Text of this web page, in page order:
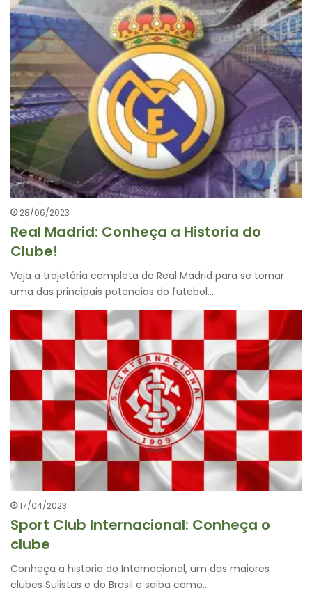
28/06/2023
Real Madrid: Conheça a Historia do
Clube!
Veja a trajetória completa do Real Madrid para se tornar
uma das principais potencias do futebol…
17/04/2023
Sport Club Internacional: Conheça o
clube
Conheça a historia do Internacional, um dos maiores
clubes Sulistas e do Brasil e saiba como…